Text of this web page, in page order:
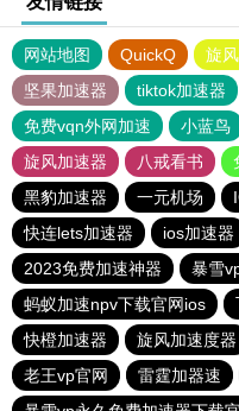
网站地图 QuickQ 旋
坚果加速器
tiktok加速器
免费vqn外网加速
小蓝鸟
旋风加速器
八戒看书
黑豹加速器
一元机场
快连lets加速器
ios加速器
2023免费加速神器
暴雪
蚂蚁加速npv下载官网ios
快橙加速器
旋风加速度器
老王vp官网
雷霆加器速